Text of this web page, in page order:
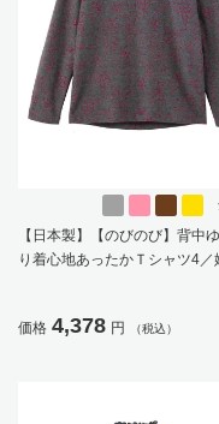
【日本製】【のびのび】背中
り着心地あったかＴシャツ4／
欄付／ギフト／プレゼント【
価格 4,378 円 （税込）